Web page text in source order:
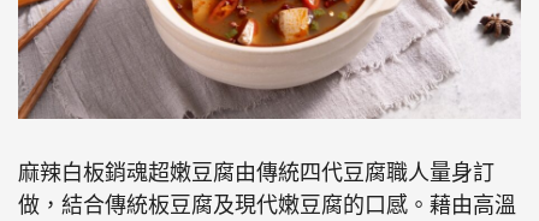
麻辣白板銷魂超嫩豆腐由傳統四代豆腐職人量身訂
做，結合傳統板豆腐及現代嫩豆腐的口感。藉由高溫